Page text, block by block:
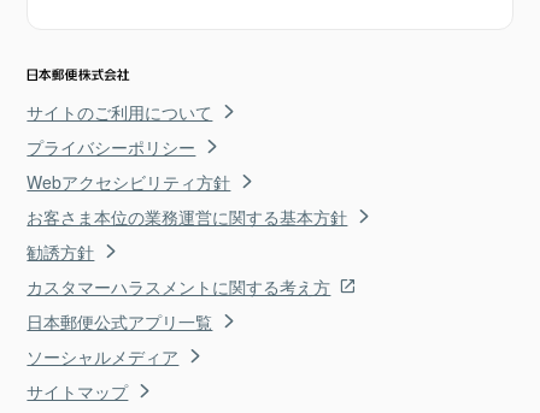
サイトのご利用について
プライバシーポリシー
Webアクセシビリティ方針
お客さま本位の業務運営に関する基本方針
勧誘方針
カスタマーハラスメントに関する考え方
日本郵便公式アプリ一覧
ソーシャルメディア
サイトマップ